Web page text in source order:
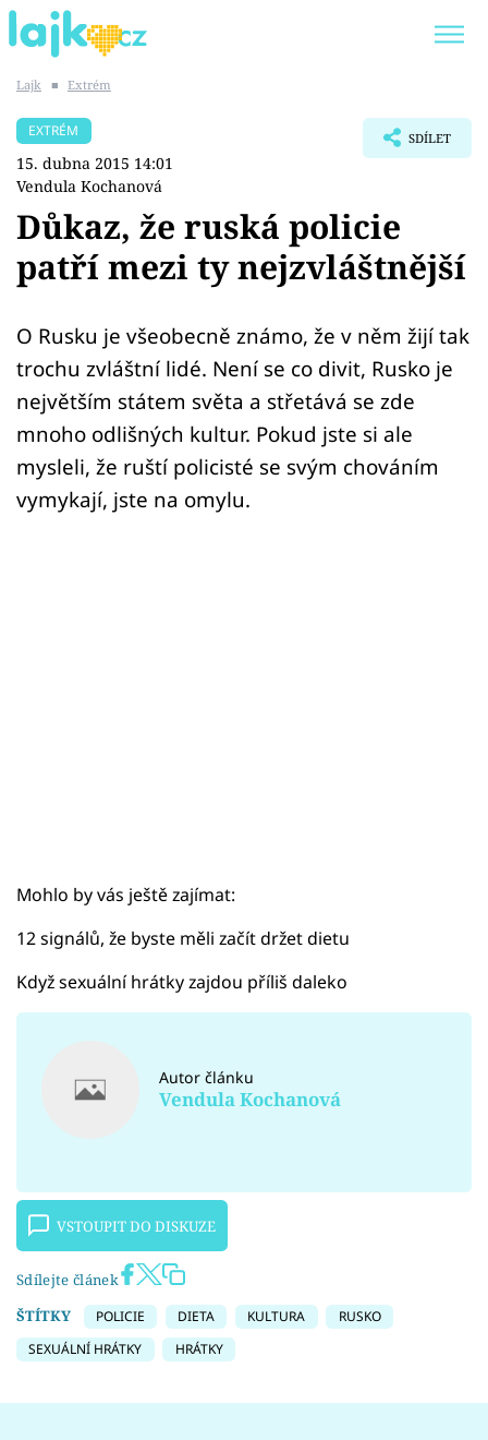
SHOPAHOLICADEL
Témata
Showbyznys
Youtubeři
Virály
Sex a vztahy
Lajk ■ Extrém
EXTRÉM
15. dubna 2015 14:01
Vendula Kochanová
SDÍLET
Důkaz, že ruská policie
patří mezi ty nejzvláštnější
O Rusku je všeobecně známo, že v něm žijí tak
trochu zvláštní lidé. Není se co divit, Rusko je
největším státem světa a střetává se zde
mnoho odlišných kultur. Pokud jste si ale
mysleli, že ruští policisté se svým chováním
vymykají, jste na omylu.
Mohlo by vás ještě zajímat:
12 signálů, že byste měli začít držet dietu
Když sexuální hrátky zajdou příliš daleko
Autor článku
Vendula Kochanová
VSTOUPIT DO DISKUZE
Sdílejte článek
ŠTÍTKY
POLICIE DIETA KULTURA
RUSKO
SEXUÁLNÍ HRÁTKY
HRÁTKY